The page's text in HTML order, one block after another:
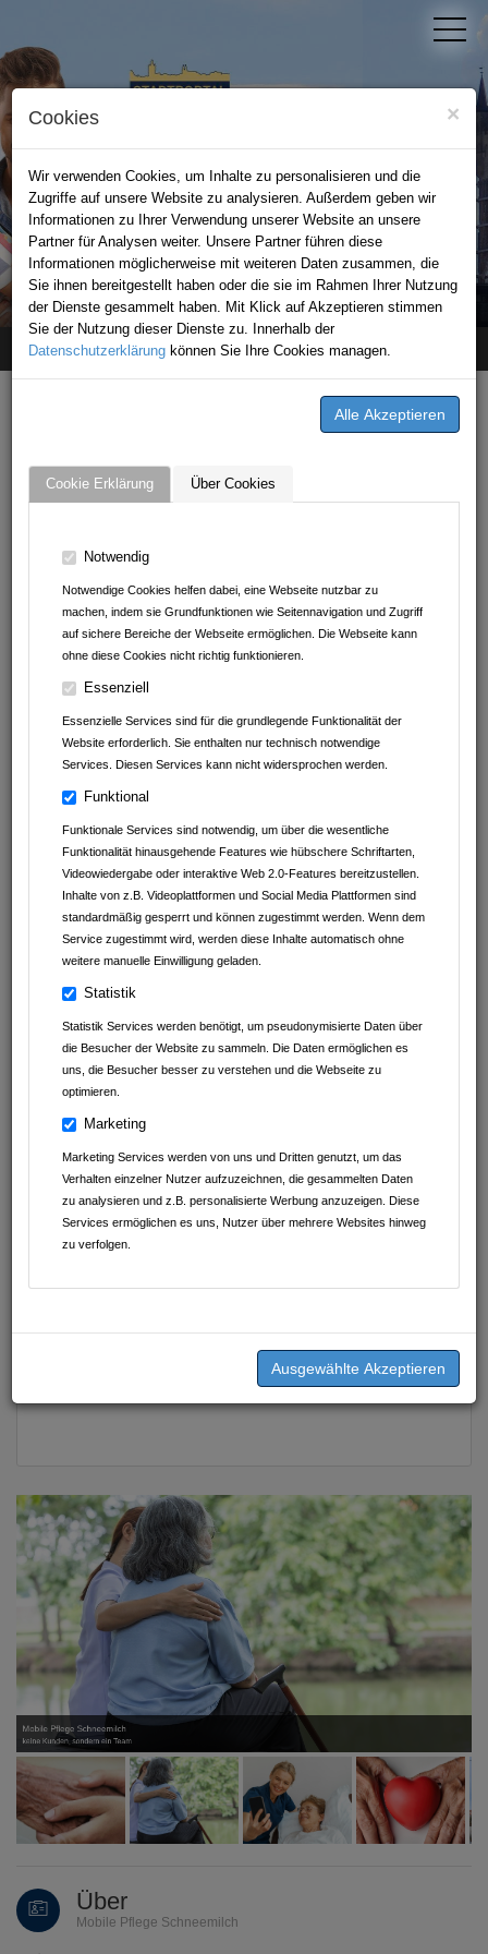
×
Cookies
Wir verwenden Cookies, um Inhalte zu personalisieren und die
Zugriffe auf unsere Website zu analysieren. Außerdem geben wir
Informationen zu Ihrer Verwendung unserer Website an unsere
Partner für Analysen weiter. Unsere Partner führen diese
Informationen möglicherweise mit weiteren Daten zusammen, die
Sie ihnen bereitgestellt haben oder die sie im Rahmen Ihrer Nutzung
der Dienste gesammelt haben. Mit Klick auf Akzeptieren stimmen
Sie der Nutzung dieser Dienste zu. Innerhalb der
Datenschutzerklärung können Sie Ihre Cookies managen.
Cookie Erklärung Über Cookies
Notwendig
Notwendige Cookies helfen dabei, eine Webseite nutzbar zu
machen, indem sie Grundfunktionen wie Seitennavigation und Zugriff
auf sichere Bereiche der Webseite ermöglichen. Die Webseite kann
ohne diese Cookies nicht richtig funktionieren.
Essenziell
Essenzielle Services sind für die grundlegende Funktionalität der
Website erforderlich. Sie enthalten nur technisch notwendige
Services. Diesen Services kann nicht widersprochen werden.
Funktional
Funktionale Services sind notwendig, um über die wesentliche
Funktionalität hinausgehende Features wie hübschere Schriftarten,
Videowiedergabe oder interaktive Web 2.0-Features bereitzustellen.
Inhalte von z.B. Videoplattformen und Social Media Plattformen sind
standardmäßig gesperrt und können zugestimmt werden. Wenn dem
Service zugestimmt wird, werden diese Inhalte automatisch ohne
weitere manuelle Einwilligung geladen.
Statistik
Statistik Services werden benötigt, um pseudonymisierte Daten über
die Besucher der Website zu sammeln. Die Daten ermöglichen es
uns, die Besucher besser zu verstehen und die Webseite zu
optimieren.
Marketing
Marketing Services werden von uns und Dritten genutzt, um das
Verhalten einzelner Nutzer aufzuzeichnen, die gesammelten Daten
zu analysieren und z.B. personalisierte Werbung anzuzeigen. Diese
Services ermöglichen es uns, Nutzer über mehrere Websites hinweg
zu verfolgen.
STADTPORTAL BAD WIMPFEN
Home Premium-Partner Mobile Pflege Schneemilch
Mobile Pflege Schneemilch
Massenbachhausener Straße 64
74193 Schwaigern
Baden-Württemberg
Deutschland
07138 / 8155 82
07138 / 815 27 08
info@schneemilch-pflege.de
schneemilch-pflege.de
Facebook
Ansprechpartner
Silvia Schneemilch
Mobile Pflege Schneemilch
keine Kunden, sondern ein Team
Über
Mobile Pflege Schneemilch